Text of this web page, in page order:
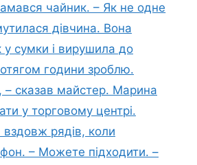
чайник. – Як не одне
дівчина. Вона
у сумки і вирушила до
години зроблю.
сказав майстер. Марина
у торговому центрі.
рядів, коли
– Можете підходити. –